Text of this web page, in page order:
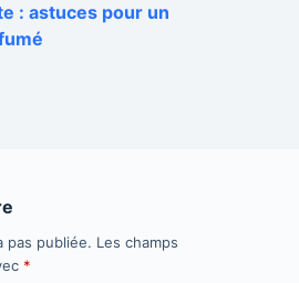
: astuces pour un
pas publiée. Les champs
*